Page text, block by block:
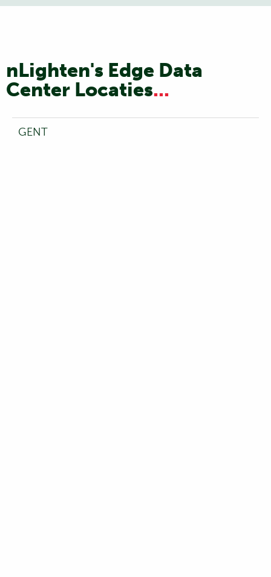
nLighten's Edge Data
Center Locaties...
GENT